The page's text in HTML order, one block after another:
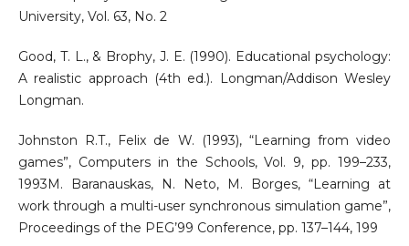
University, Vol. 63, No. 2
Good, T. L., & Brophy, J. E. (1990). Educational psychology:
A realistic approach (4th ed.). Longman/Addison Wesley
Longman.
Johnston R.T., Felix de W. (1993), “Learning from video
games”, Computers in the Schools, Vol. 9, pp. 199–233,
1993M. Baranauskas, N. Neto, M. Borges, “Learning at
work through a multi-user synchronous simulation game”,
Proceedings of the PEG’99 Conference, pp. 137–144, 199